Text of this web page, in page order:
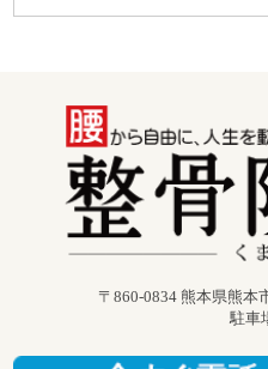
〒860-0834 熊本県熊本
駐車